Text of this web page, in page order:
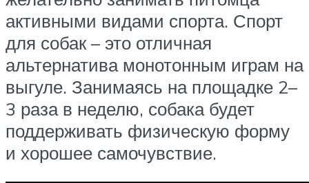
активными видами спорта. Спорт
для собак – это отличная
альтернатива монотонным играм на
выгуле. Занимаясь на площадке 2–
3 раза в неделю, собака будет
поддерживать физическую форму
и хорошее самочувствие.